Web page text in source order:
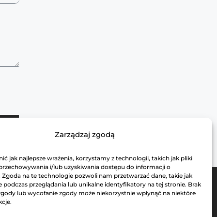
Zarządzaj zgodą
jak najlepsze wrażenia, korzystamy z technologii, takich jak pliki
i/lub uzyskiwania dostępu do informacji o
Zgoda na te technologie pozwoli nam przetwarzać dane, takie jak
podczas przeglądania lub unikalne identyfikatory na tej stronie. Brak
lub wycofanie zgody może niekorzystnie wpłynąć na niektóre